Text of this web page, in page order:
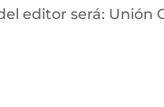
editor será: Unión